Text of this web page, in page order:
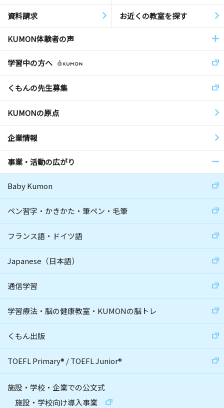
資料請求 お近くの教室を探す
KUMON体験者の声
学習中の方へ
くもんの先生募集
KUMONの原点
企業情報
事業・活動の広がり
Baby Kumon
ペン習字・かきかた・筆ペン・毛筆
フランス語・ドイツ語
Japanese（日本語）
通信学習
学習療法・脳の健康教室・KUMONの脳トレ
くもん出版
TOEFL Primary® /TOEFL Junior®
施設・学校・企業での公文式
施設・学校向け導入事業